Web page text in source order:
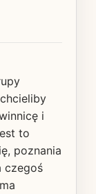
i
to
poznania
czegoś